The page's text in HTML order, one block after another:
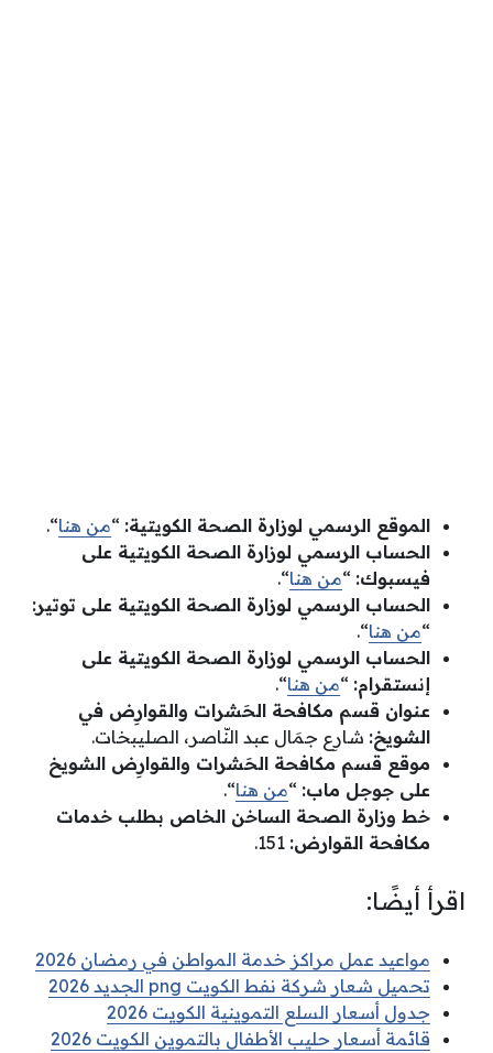
الموقع الرسمي لوزارة الصحة الكويتية: “من هنا“.
الحساب الرسمي لوزارة الصحة الكويتية على
فيسبوك: “من هنا“.
الحساب الرسمي لوزارة الصحة الكويتية على توتير:
“من هنا“.
الحساب الرسمي لوزارة الصحة الكويتية على
إنستقرام: “من هنا“.
عنوان قسم مكافحة الحَشرات والقوارِض في
الشويخ: شارِع جمَال عبد النّاصر، الصليبخات.
موقع قسم مكافحة الحَشرات والقوارِض الشويخ
على جوجل ماب: “من هنا“.
خط وزارة الصحة الساخن الخاص بطلب خدمات
مكافحة القوارض:
اقرأ أيضًا:
مواعيد عمل مراكز خدمة المواطن في رمضان 2026
تحميل شعار شركة نفط الكويت png الجديد 2026
جدول أسعار السلع التموينية الكويت 2026
قائمة أسعار حليب الأطفال بالتموين الكويت 2026